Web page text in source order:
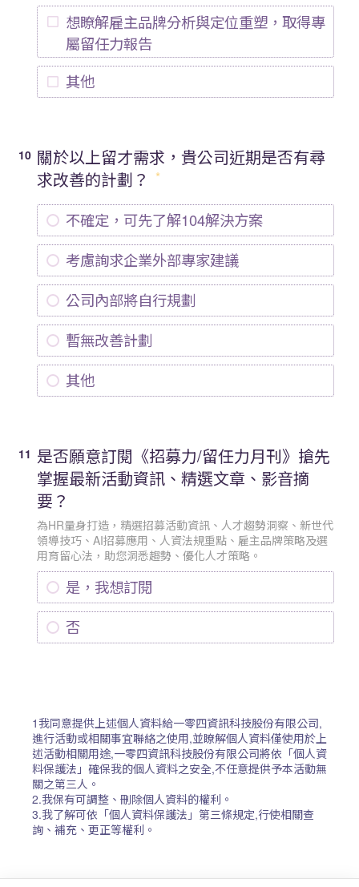
想瞭解雇主品牌分析與定位重塑，取得專
屬留任力報告
其他
10 關於以上留才需求，貴公司近期是否有尋
求改善的計劃？
不確定，可先了解104解決方案
考慮詢求企業外部專家建議
公司內部將自行規劃
暫無改善計劃
其他
11 是否願意訂閱《招募力/留任力月刊》搶先
掌握最新活動資訊、精選文章、影音摘
要？
為HR量身打造，精選招募活動資訊、人才趨勢洞察、新世代
領導技巧、AI招募應用、人資法規重點、雇主品牌策略及選
用育留心法，助您洞悉趨勢、優化人才策略。
是，我想訂閱
否
1我同意提供上述個人資料給一零四資訊科技股份有限公司,
進行活動或相關事宜聯絡之使用,並瞭解個人資料僅使用於上
述活動相關用途,一零四資訊科技股份有限公司將依「個人資
料保護法」確保我的個人資料之安全,不任意提供予本活動無
關之第三人。
2.我保有可調整、刪除個人資料的權利。
3.我了解可依「個人資料保護法」第三條規定,行使相關查
詢、補充、更正等權利。